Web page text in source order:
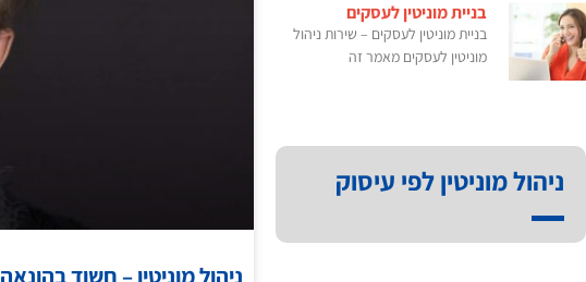
בניית מוניטין לעסקים
בניית מוניטין לעסקים – שירות ניהול
מוניטין לעסקים מאמר זה
ניהול מוניטין לפי עיסוק